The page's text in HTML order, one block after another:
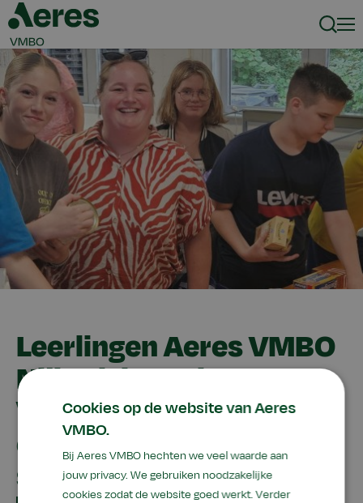
Leerlingen Aeres VMBO
Nijkerk in actie voor
Voedselbank Nijkerk -
een hartverwarmend
succes
Cookies op de website van Aeres
VMBO.
Bij Aeres VMBO hechten we veel waarde aan
jouw privacy. We gebruiken noodzakelijke
cookies zodat de website goed werkt. Verder